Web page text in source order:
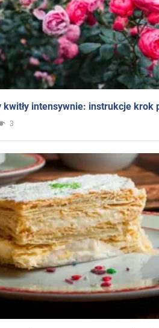
intensywnie: instrukcje krok
3